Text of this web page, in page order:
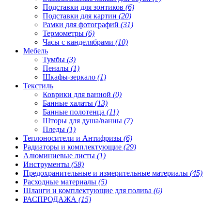
Подставки для зонтиков (6)
Подставки для картин (20)
Рамки для фотографий (31)
Термометры (6)
Часы с канделябрами (10)
Мебель
Тумбы (3)
Пеналы (1)
Шкафы-зеркало (1)
Текстиль
Коврики для ванной (0)
Банные халаты (13)
Банные полотенца (11)
Шторы для душа/ванны (7)
Пледы (1)
Теплоносители и Антифризы (6)
Радиаторы и комплектующие (29)
Алюминиевые листы (1)
Инструменты (58)
Предохранительные и измерительные материалы (45)
Расходные материалы (5)
Шланги и комплектующие для полива (6)
РАСПРОДАЖА (15)